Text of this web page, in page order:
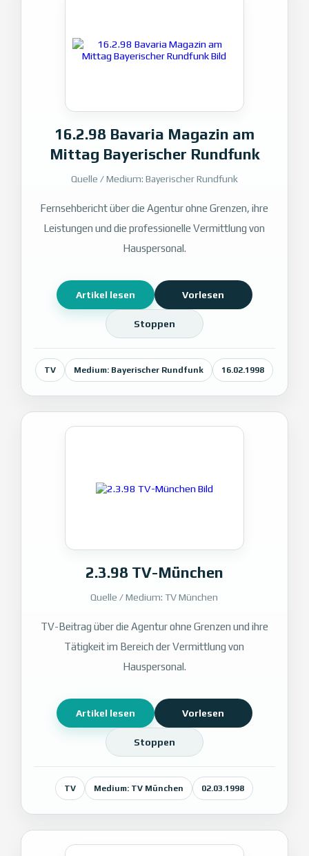
16.2.98 Bavaria Magazin am
Mittag Bayerischer Rundfunk
Quelle / Medium: Bayerischer Rundfunk
Fernsehbericht über die Agentur ohne Grenzen, ihre
Leistungen und die professionelle Vermittlung von
Hauspersonal.
Artikel lesen Vorlesen
Stoppen
TV Medium: Bayerischer Rundfunk 16.02.1998
2.3.98 TV-München
Quelle / Medium: TV München
TV-Beitrag über die Agentur ohne Grenzen und ihre
Tätigkeit im Bereich der Vermittlung von
Hauspersonal.
Artikel lesen Vorlesen
Stoppen
TV Medium: TV München 02.03.1998